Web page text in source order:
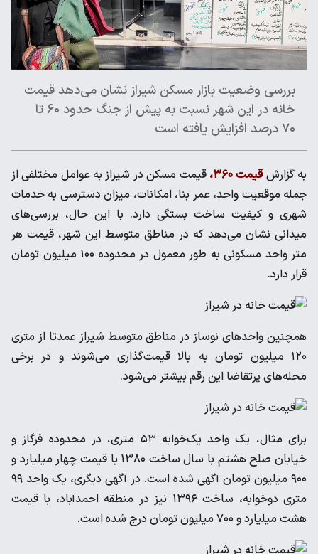
بررسی وضعیت بازار مسکن شیراز نشان می‌دهد قیمت
خانه در این شهر نسبت به پیش از جنگ حدود ۶۰ تا
۷۰ درصد افزایش یافته است
به گزارشقیمت ۳۶۰،
قیمت مسکن در شیراز به عوامل مختلفی از
جمله موقعیت واحد، عمر بنا، امکانات، میزان دسترسی به خدمات
شهری و کیفیت ساخت بستگی دارد. با این حال، بررسی‌های
میدانی نشان می‌دهد که در مناطق متوسط این شهر، قیمت هر
متر واحد مسکونی به طور معمول در محدوده ۱۰۰ میلیون تومان
قرار دارد.
همچنین واحدهای نوساز در مناطق متوسط شیراز عمدتا از متری
۱۲۰ میلیون تومان به بالا قیمت‌گذاری می‌شوند و در برخی
محله‌های پرتقاضا این رقم بیشتر می‌شود.
برای مثال، یک واحد یک‌خوابه ۵۳ متری، در محدوده فرگاز و
خیابان صلح هشتم با سال ساخت ۱۳۸۰ با قیمت چهار میلیارد و
۹۰۰ میلیون تومان آگهی شده است. در آگهی دیگری، یک واحد ۹۹
متری دوخوابه، ساخت ۱۳۹۶ نیز در منطقه احمدآباد، با قیمت
هشت میلیارد و ۷۰۰ میلیون تومان درج شده است.